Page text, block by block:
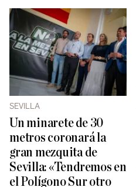
SEVILLA
Un minarete de 30
metros coronará la
gran mezquita de
Sevilla: «Tendremos en
el Polígono Sur otro